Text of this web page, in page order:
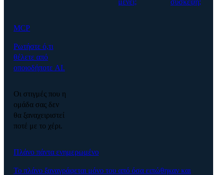
μένει;
σύσκεψη;
MCP
Ρωτήστε ό,τι
θέλετε από
οποιοδήποτε AI.
Οι στιγμές που η
ομάδα σας δεν
θα ξαναχειριστεί
ποτέ με το χέρι.
Πλάνο πάντα ενημερωμένο
Το πλάνο ξαναγράφεται μόνο του από όσα ειπώθηκαν και